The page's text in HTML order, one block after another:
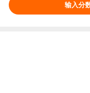
输入分